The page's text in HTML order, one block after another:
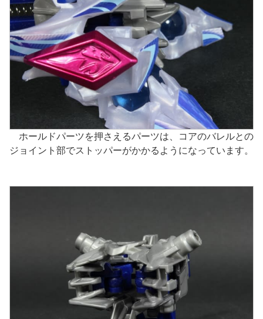
ホールドパーツを押さえるパーツは、コアのバレルとの
ジョイント部でストッパーがかかるようになっています。